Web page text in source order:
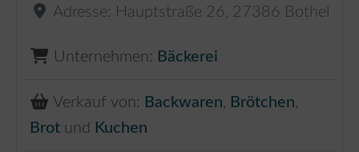
Adresse: Hauptstraße 26 , 27386 Bothel
Unternehmen: Bäckerei
Verkauf von: Backwaren, Brötchen,
Brot und Kuchen